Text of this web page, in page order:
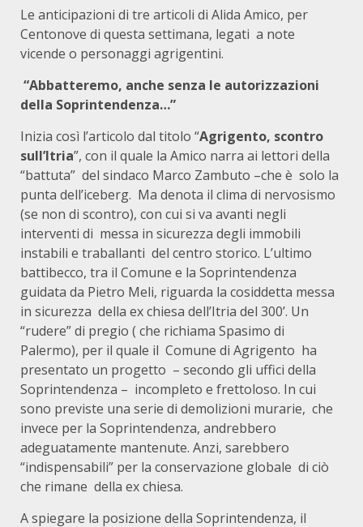
Le anticipazioni di tre articoli di Alida Amico, per
Centonove di questa settimana, legati a note
vicende o personaggi agrigentini.
“Abbatteremo, anche senza le autorizzazioni
della Soprintendenza…”
Inizia così l’articolo dal titolo “Agrigento, scontro
sull’Itria”, con il quale la Amico narra ai lettori della
“battuta” del sindaco Marco Zambuto –che è solo la
punta dell’iceberg. Ma denota il clima di nervosismo
(se non di scontro), con cui si va avanti negli
interventi di messa in sicurezza degli immobili
instabili e traballanti del centro storico. L’ultimo
battibecco, tra il Comune e la Soprintendenza
guidata da Pietro Meli, riguarda la cosiddetta messa
in sicurezza della ex chiesa dell’Itria del 300’. Un
“rudere” di pregio ( che richiama Spasimo di
Palermo), per il quale il Comune di Agrigento ha
presentato un progetto – secondo gli uffici della
Soprintendenza – incompleto e frettoloso. In cui
sono previste una serie di demolizioni murarie, che
invece per la Soprintendenza, andrebbero
adeguatamente mantenute. Anzi, sarebbero
“indispensabili” per la conservazione globale di ciò
che rimane della ex chiesa.
A spiegare la posizione della Soprintendenza, il